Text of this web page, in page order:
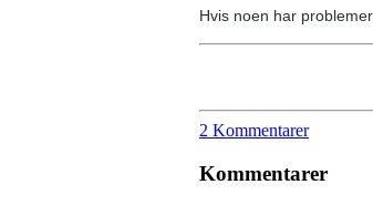
Hvis noen har
2 Kommentarer
Kommentarer